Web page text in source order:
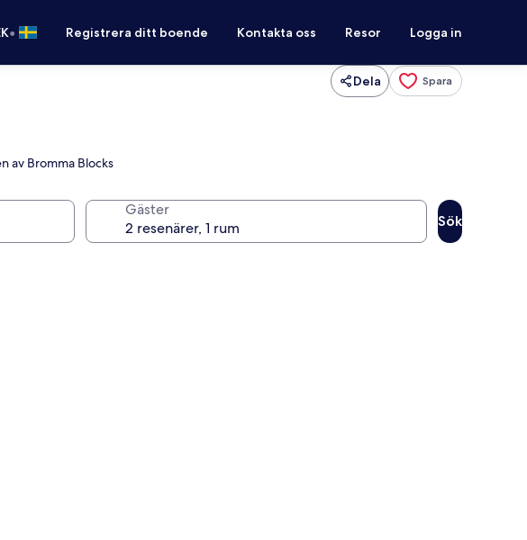
• Registrera ditt boende Kontakta oss Resor Logga in
Dela Spara
av Bromma Blocks
Gäster
Sök